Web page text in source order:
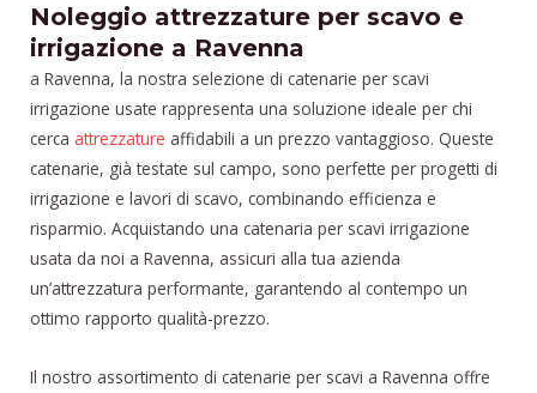
Noleggio attrezzature per scavo e
irrigazione a Ravenna
a Ravenna, la nostra selezione di catenarie per scavi
irrigazione usate rappresenta una soluzione ideale per chi
cerca attrezzature affidabili a un prezzo vantaggioso. Queste
catenarie, già testate sul campo, sono perfette per progetti di
irrigazione e lavori di scavo, combinando efficienza e
risparmio. Acquistando una catenaria per scavi irrigazione
usata da noi a Ravenna, assicuri alla tua azienda
un’attrezzatura performante, garantendo al contempo un
ottimo rapporto qualità-prezzo.
Il nostro assortimento di catenarie per scavi a Ravenna offre